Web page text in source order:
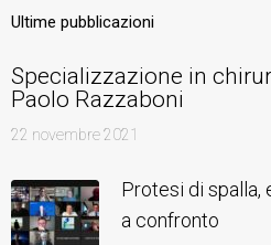
Ultime pubblicazioni
Specializzazione in
Paolo Razzaboni
22 novembre 2021
Protesi di spalla,
a confronto